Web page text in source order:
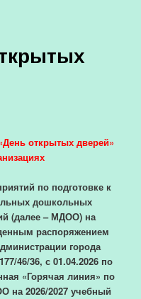
открытых дверей»
по подготовке к
дошкольных
(далее – МДОО) на
распоряжением
города
46/36, с 01.04.2026 по
«Горячая линия» по
на 2026/2027 учебный